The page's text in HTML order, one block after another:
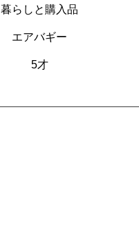
暮らしと購入品
エアバギー
5才